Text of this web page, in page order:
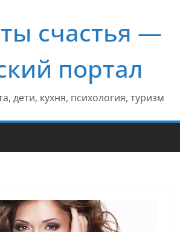
счастья —
портал
дети, кухня, психология, туризм